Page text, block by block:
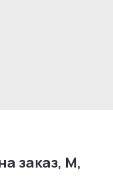
заказ, M,